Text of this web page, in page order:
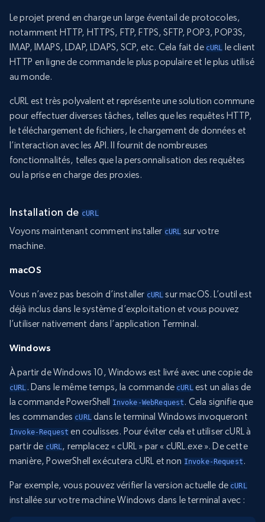
Le projet prend en charge un large éventail de protocoles,
notamment HTTP, HTTPS, FTP, FTPS, SFTP, POP3, POP3S,
IMAP, IMAPS, LDAP, LDAPS, SCP, etc. Cela fait de cURL le client
HTTP en ligne de commande le plus populaire et le plus utilisé
au monde.
cURL est très polyvalent et représente une solution commune
pour effectuer diverses tâches, telles que les requêtes HTTP,
le téléchargement de fichiers, le chargement de données et
l’interaction avec les API. Il fournit de nombreuses
fonctionnalités, telles que la personnalisation des requêtes
ou la prise en charge des proxies.
Installation de cURL
Voyons maintenant comment installer cURL sur votre
machine.
macOS
Vous n’avez pas besoin d’installer cURL sur macOS. L’outil est
déjà inclus dans le système d’exploitation et vous pouvez
l’utiliser nativement dans l’application Terminal.
Windows
À partir de Windows 10, Windows est livré avec une copie de
cURL . Dans le même temps, la commande cURLest un alias de
la commande PowerShell
Invoke-WebRequest . Cela signifie que
les commandes cURLdans le terminal Windows invoqueront
Invoke-Request en coulisses. Pour éviter cela et utiliser cURL à
partir de cURL, remplacez « cURL » par « cURL.exe ». De cette
manière, PowerShell exécutera cURL et non Invoke-Request.
Par exemple, vous pouvez vérifier la version actuelle de cURL
installée sur votre machine Windows dans le terminal avec :